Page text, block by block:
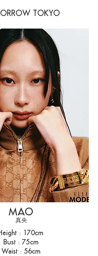
TOKYO
MAO
​真央
: 170cm
Bust : 75cm
Waist : 56cm